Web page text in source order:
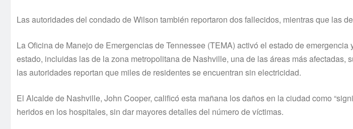
Las autoridades del condado de Wilson también reportaron dos fallecidos, mientras que las
La Oficina de Manejo de Emergencias de Tennessee (TEMA) activó el estado de
estado, incluidas las de la zona metropolitana de Nashville, una de las áreas más afectadas,
las autoridades reportan que miles de residentes se encuentran sin electricidad.
El Alcalde de Nashville, John Cooper, calificó esta mañana los daños en la ciudad como
heridos en los hospitales, sin dar mayores detalles del número de víctimas.